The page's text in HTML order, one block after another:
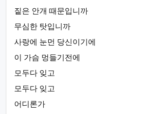
짙은 안개 때문입니까
무심한 탓입니까
사랑에 눈먼 당신이기에
이 가슴 멍들기전에
모두다 잊고
모두다 잊고
어디론가